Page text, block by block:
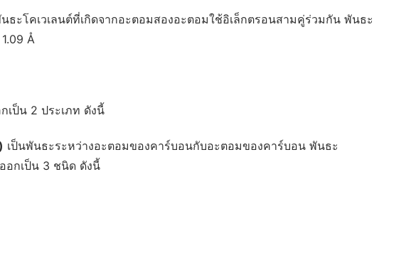
นธะโคเวเลนต์ที่เกิดจากอะตอมสองอะตอมใช้อิเล็กตรอนสามคู่ร่วมกัน พันธะ
Å
เป็น 2 ประเภท ดังนี้
เป็นพันธะระหว่างอะตอมของคาร์บอนกับอะตอมของคาร์บอน พันธะ
อกเป็น 3 ชนิด ดังนี้